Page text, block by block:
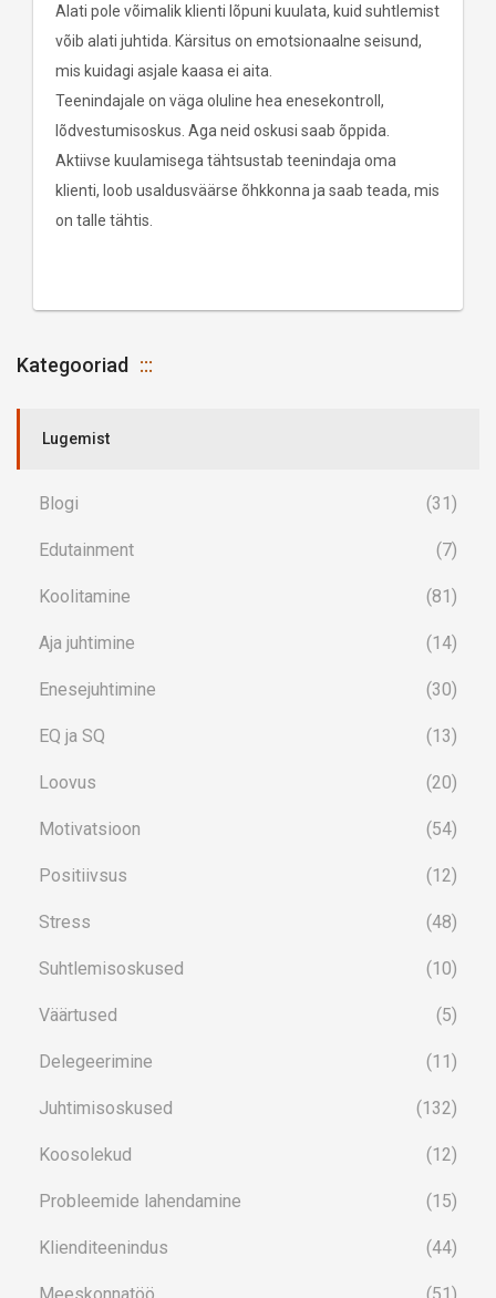
Alati pole võimalik klienti lõpuni kuulata, kuid suhtlemist
võib alati juhtida. Kärsitus on emotsionaalne seisund,
mis kuidagi asjale kaasa ei aita.
Teenindajale on väga oluline hea enesekontroll,
lõdvestumisoskus. Aga neid oskusi saab õppida.
Aktiivse kuulamisega tähtsustab teenindaja oma
klienti, loob usaldusväärse õhkkonna ja saab teada, mis
on talle tähtis.
Kategooriad
Lugemist
Blogi (31)
Edutainment (7)
Koolitamine (81)
Aja juhtimine (14)
Enesejuhtimine (30)
EQ ja SQ (13)
Loovus (20)
Motivatsioon (54)
Positiivsus (12)
Stress (48)
Suhtlemisoskused (10)
Väärtused (5)
Delegeerimine (11)
Juhtimisoskused (132)
Koosolekud (12)
Probleemide lahendamine (15)
Klienditeenindus (44)